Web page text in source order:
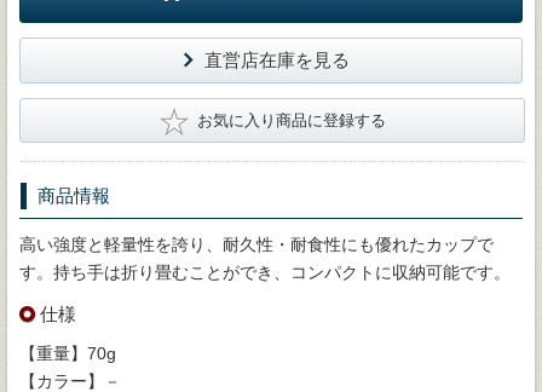
直営店在庫を見る
★ お気に入り商品に登録する
商品情報
高い強度と軽量性を誇り、耐久性・耐食性にも優れたカップで
す。持ち手は折り畳むことができ、コンパクトに収納可能です。
仕様
【重量】70g
【カラー】－